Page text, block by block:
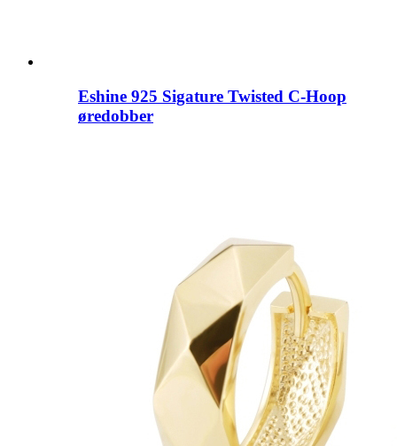
Eshine 925 Sigature Twisted C-Hoop
øredobber